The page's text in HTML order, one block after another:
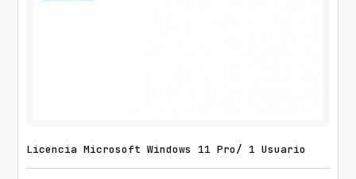
Licencia Microsoft Windows 11 Pro/ 1 Usuario